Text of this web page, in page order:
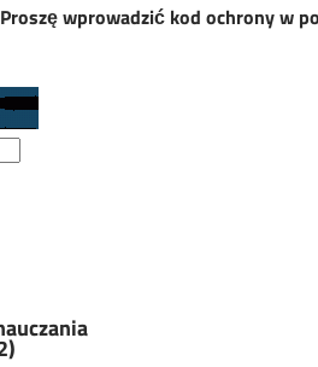
wprowadzić kod ochrony w